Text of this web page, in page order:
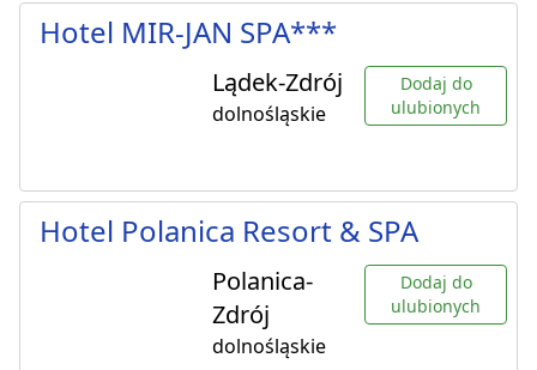
Hotel MIR-JAN SPA***
Lądek-Zdrój
dolnośląskie
Dodaj do
ulubionych
Hotel Polanica Resort & SPA
Polanica-
Zdrój
dolnośląskie
Dodaj do
ulubionych